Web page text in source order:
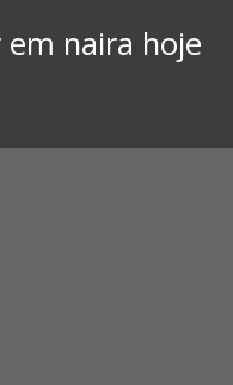
naira hoje